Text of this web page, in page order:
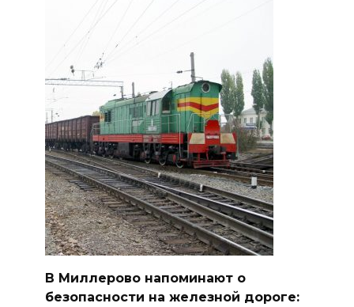
В Миллерово напоминают о
безопасности на железной дороге: